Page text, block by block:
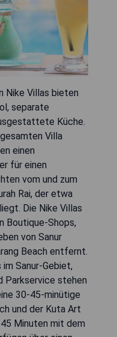
Nike Villas bieten
separate
Küche.
Villa
einen
für einen
vom und zum
Rai, der etwa
Die Nike Villas
Boutique-Shops,
von Sanur
Beach entfernt.
Sanur-Gebiet,
Parkservice stehen
30-45-minütige
und der Kuta Art
Minuten mit dem